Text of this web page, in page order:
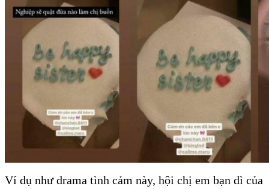
Ví dụ như drama tình cảm này, hội chị em bạn dì của